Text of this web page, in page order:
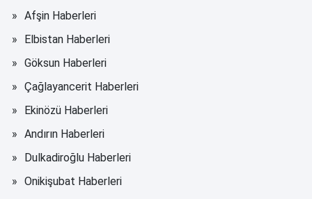
Afşin Haberleri
Elbistan Haberleri
Göksun Haberleri
Çağlayancerit Haberleri
Ekinözü Haberleri
Andırın Haberleri
Dulkadiroğlu Haberleri
Onikişubat Haberleri